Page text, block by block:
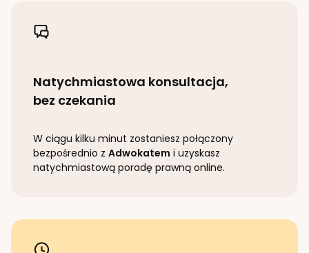
Natychmiastowa konsultacja,
bez czekania
W ciągu kilku minut zostaniesz połączony
bezpośrednio z Adwokatem i uzyskasz
natychmiastową poradę prawną online.